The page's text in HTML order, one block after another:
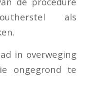
als
in overweging
ongegrond te